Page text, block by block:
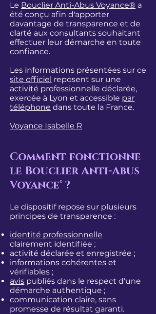
Le Bouclier Anti-Abus Voyance® a
été conçu afin d'apporter
davantage de transparence et de
clarté aux consultants souhaitant
effectuer leur démarche en toute
confiance.
Les informations présentées sur ce
site officiel reposent sur une
activité professionnelle déclarée,
exercée à Lyon et accessible par
téléphone dans toute la France.
Voyance Isabelle R
Comment fonctionne
le Bouclier Anti-Abus
Voyance® ?
Le dispositif repose sur plusieurs
principes de transparence :
identité professionnelle
clairement identifiée ;
activité déclarée et enregistrée ;
informations cohérentes et
vérifiables ;
avis publiés dans le respect d'une
démarche authentique ;
communication claire, sans
promesse de résultat garanti.